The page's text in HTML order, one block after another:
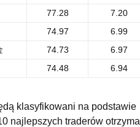
77.28
7.20
74.97
6.99
74.73
6.97
74.48 6.94
klasyfikowani na podstawie
najlepszych traderów otrzyma